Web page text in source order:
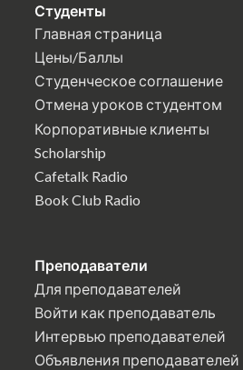
Студенты
Главная страница
Цены/Баллы
Студенческое соглашение
Отмена уроков студентом
Корпоративные клиенты
Scholarship
Cafetalk Radio
Book Club Radio
Преподаватели
Для преподавателей
Войти как преподаватель
Интервью преподавателей
Объявления преподавателей